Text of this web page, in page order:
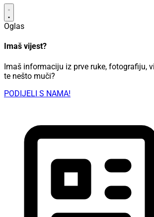
Oglas
Imaš vijest?
Imaš informaciju iz prve ruke, fotografiju,
te nešto muči?
PODIJELI S NAMA!